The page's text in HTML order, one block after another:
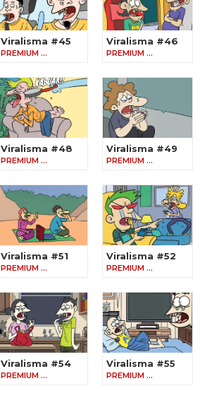
Viralisma #45
PREMIUM …
Viralisma #46
PREMIUM …
Viralisma #48
PREMIUM …
Viralisma #49
PREMIUM …
Viralisma #51
PREMIUM …
Viralisma #52
PREMIUM …
Viralisma #54
PREMIUM …
Viralisma #55
PREMIUM …